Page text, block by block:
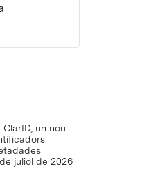
ClarID, un nou
juliol de 2026